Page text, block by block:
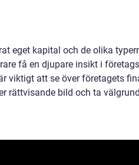
eget kapital och de olika
få en djupare insikt i företags
viktigt att se över företagets
rättvisande bild och ta